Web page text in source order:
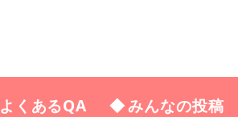
よくあるQA みんなの投稿